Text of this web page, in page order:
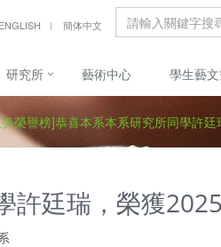
ENGLISH 簡体中文
研究所 藝術中心 學生藝
榮譽榜]恭喜本系本系研究所同學許
許廷瑞，榮獲